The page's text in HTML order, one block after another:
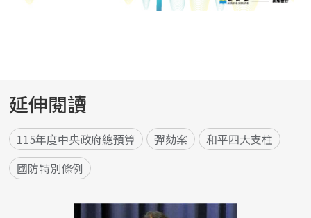
延伸閱讀
115年度中央政府總預算 彈劾案
和平四大支柱
國防特別條例